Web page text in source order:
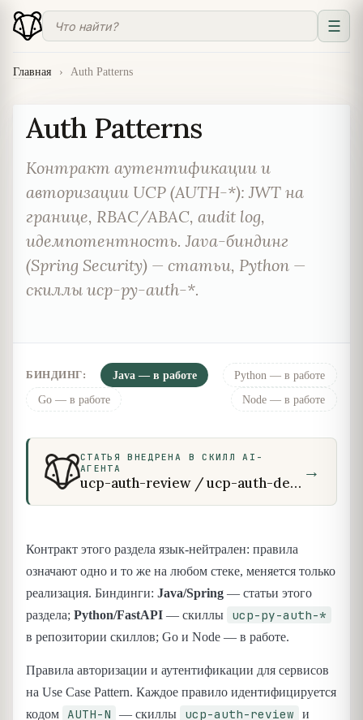
☰
Главная › Auth Patterns
Auth Patterns
Контракт аутентификации и
авторизации UCP (AUTH-*): JWT на
границе, RBAC/ABAC, audit log,
идемпотентность. Java-биндинг
(Spring Security) — статьи, Python —
скиллы ucp-py-auth-*.
БИНДИНГ: Java — в работе
Python — в работе
Go — в работе
Node — в работе
СТАТЬЯ ВНЕДРЕНА В СКИЛЛ AI-
АГЕНТА
ucp-auth-review / ucp-auth-design / ucp-py-auth-review / ucp-py-auth-design
→
Контракт этого раздела язык-нейтрален: правила
означают одно и то же на любом стеке, меняется только
реализация. Биндинги: Java/Spring — статьи этого
раздела; Python/FastAPI — скиллы ucp-py-auth-*
в репозитории скиллов; Go и Node — в работе.
Правила авторизации и аутентификации для сервисов
на Use Case Pattern. Каждое правило идентифицируется
кодом AUTH-N — скиллы ucp-auth-review и